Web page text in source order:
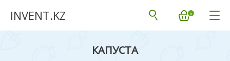
INVENT.KZ 0
Бренд
Категория
Окраска
КАПУСТА